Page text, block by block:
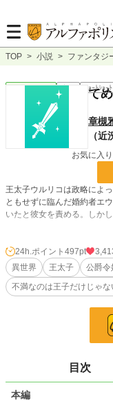
TOP > 小説 > ファンタジ
ファンタジー 完結 ｼｮｰﾄｼｮｰﾄ
て
章槻
（近
お気に入
王太子ウルリコは政略によ
ともせずに臨んだ婚約者エ
いたと彼女を責める。しか
『小説家になろう』様・『
小説 2,735 位 /
ファンタジー 461 位 /
4,635
更新日時
24h.ポイント 497pt
異世界
王太子 公爵令
不満なのは王子だけじゃな
目次
本編